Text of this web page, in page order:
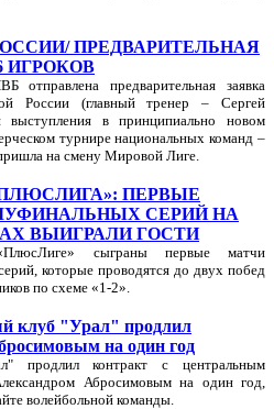
ПРЕДВАРИТЕЛЬНАЯ
ИГРОКОВ
предварительная заявка
России (главный тренер – Сергей
выступления в принципиально новом
турнире национальных команд –
на смену Мировой Лиге.
ПЕРВЫЕ
СЕРИЙ НА
ВЫИГРАЛИ ГОСТИ
сыграны первые матчи
которые проводятся до двух побед
по схеме «1-2».
клуб "Урал" продлил
на один год
продлил контракт с центральным
Абросимовым на один год,
волейбольной команды.